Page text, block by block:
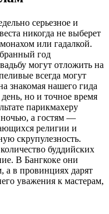
серьезное и
никогда не выберет
или гадалкой.
год
могут отложить на
всегда могут
знакомая нашего гида
но и точное время
парикмахеру
ночью, а гостям —
религии и
скрупулезность.
буддийских
В Бангкоке они
а в провинциях дарят
уважения к мастерам,